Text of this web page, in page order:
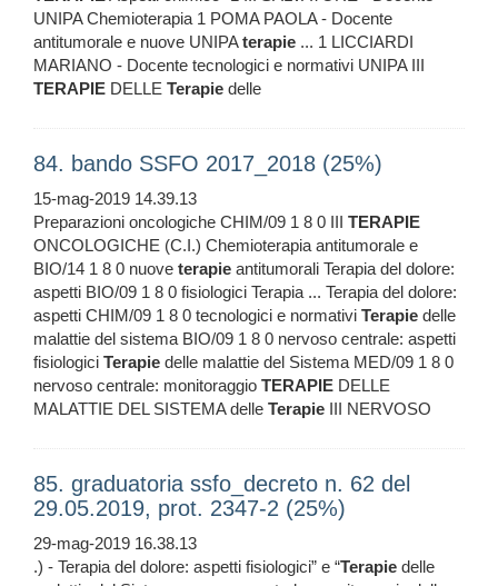
UNIPA Chemioterapia 1 POMA PAOLA - Docente
antitumorale e nuove UNIPAterapie ... 1 LICCIARDI
MARIANO - Docente tecnologici e normativi UNIPA III
TERAPIE DELLE Terapie delle
84. bando SSFO 2017_2018 (25%)
15-mag-2019 14.39.13
Preparazioni oncologiche CHIM/09 1 8 0 III TERAPIE
ONCOLOGICHE (C.I.) Chemioterapia antitumorale e
BIO/14 1 8 0 nuove terapie antitumorali Terapia del dolore:
aspetti BIO/09 1 8 0 fisiologici Terapia ... Terapia del dolore:
aspetti CHIM/09 1 8 0 tecnologici e normativi Terapie delle
malattie del sistema BIO/09 1 8 0 nervoso centrale: aspetti
fisiologici Terapie delle malattie del Sistema MED/09 1 8 0
nervoso centrale: monitoraggio TERAPIE DELLE
MALATTIE DEL SISTEMA delle Terapie III NERVOSO
85. graduatoria ssfo_decreto n. 62 del
29.05.2019, prot. 2347-2 (25%)
29-mag-2019 16.38.13
.) - Terapia del dolore: aspetti fisiologici” e “Terapie delle